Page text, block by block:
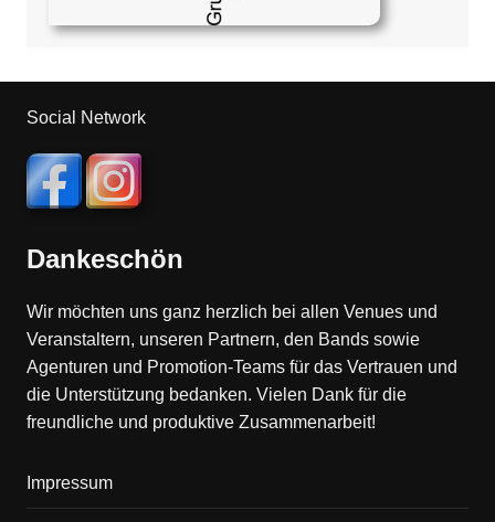
Social Network
Dankeschön
Wir möchten uns ganz herzlich bei allen Venues und
Veranstaltern, unseren Partnern, den Bands sowie
Agenturen und Promotion-Teams für das Vertrauen und
die Unterstützung bedanken. Vielen Dank für die
freundliche und produktive Zusammenarbeit!
Impressum